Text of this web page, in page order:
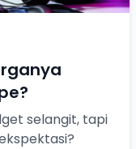
selangit, tapi